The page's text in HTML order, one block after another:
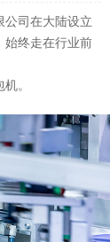
公司在大陆设立
始终走在行业前
。